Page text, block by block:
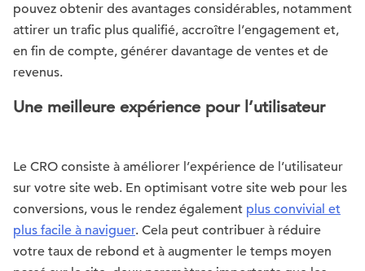
pouvez obtenir des avantages considérables, notamment
attirer un trafic plus qualifié, accroître l’engagement et,
en fin de compte, générer davantage de ventes et de
revenus.
Une meilleure expérience pour l’utilisateur
Le CRO consiste à améliorer l’expérience de l’utilisateur
sur votre site web. En optimisant votre site web pour les
conversions, vous le rendez également plus convivial et
plus facile à naviguer. Cela peut contribuer à réduire
votre taux de rebond et à augmenter le temps moyen